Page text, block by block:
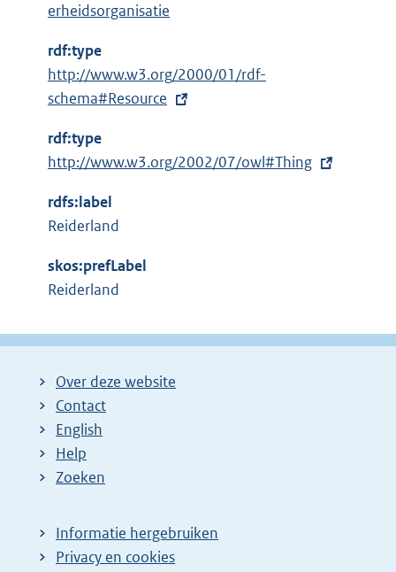
erheidsorganisatie
rdf:type
E
x
e
r
e
i
n
:
http://www.w3.org/2000/01/rdf-
schema#Resource
rdf:type
E
t
e
n
l
http://www.w3.org/2002/07/owl#Thing
rdfs:label
Reiderland
skos:prefLabel
Reiderland
Over deze website
Contact
English
Help
Zoeken
Informatie hergebruiken
Privacy en cookies